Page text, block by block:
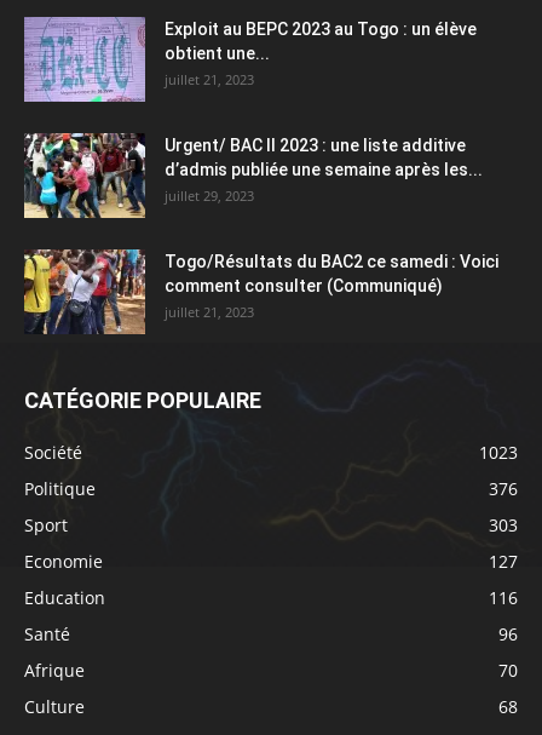
Exploit au BEPC 2023 au Togo : un élève
obtient une...
juillet 21, 2023
Urgent/ BAC II 2023 : une liste additive
d’admis publiée une semaine après les...
juillet 29, 2023
Togo/Résultats du BAC2 ce samedi : Voici
comment consulter (Communiqué)
juillet 21, 2023
CATÉGORIE POPULAIRE
Société
1023
Politique
376
Sport
303
Economie
127
Education
116
Santé
96
Afrique
70
Culture
68